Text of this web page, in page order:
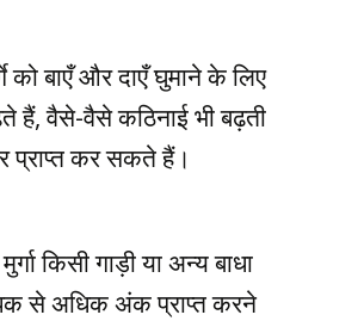
को बाएँ और दाएँ घुमाने के लिए
हैं, वैसे-वैसे कठिनाई भी बढ़ती
प्राप्त कर सकते हैं।
किसी गाड़ी या अन्य बाधा
से अधिक अंक प्राप्त करने